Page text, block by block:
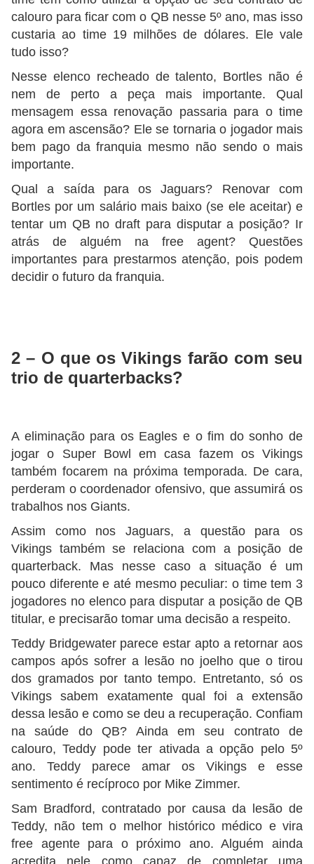
calouro para ficar com o QB nesse 5º ano, mas isso
custaria ao time 19 milhões de dólares. Ele vale
tudo isso?
Nesse elenco recheado de talento, Bortles não é
nem de perto a peça mais importante. Qual
mensagem essa renovação passaria para o time
agora em ascensão? Ele se tornaria o jogador mais
bem pago da franquia mesmo não sendo o mais
importante.
Qual a saída para os Jaguars? Renovar com
Bortles por um salário mais baixo (se ele aceitar) e
tentar um QB no draft para disputar a posição? Ir
atrás de alguém na free agent? Questões
importantes para prestarmos atenção, pois podem
decidir o futuro da franquia.
2 – O que os Vikings farão com seu
trio de quarterbacks?
A eliminação para os Eagles e o fim do sonho de
jogar o Super Bowl em casa fazem os Vikings
também focarem na próxima temporada. De cara,
perderam o coordenador ofensivo, que assumirá os
trabalhos nos Giants.
Assim como nos Jaguars, a questão para os
Vikings também se relaciona com a posição de
quarterback. Mas nesse caso a situação é um
pouco diferente e até mesmo peculiar: o time tem 3
jogadores no elenco para disputar a posição de QB
titular, e precisarão tomar uma decisão a respeito.
Teddy Bridgewater parece estar apto a retornar aos
campos após sofrer a lesão no joelho que o tirou
dos gramados por tanto tempo. Entretanto, só os
Vikings sabem exatamente qual foi a extensão
dessa lesão e como se deu a recuperação. Confiam
na saúde do QB? Ainda em seu contrato de
calouro, Teddy pode ter ativada a opção pelo 5º
ano. Teddy parece amar os Vikings e esse
sentimento é recíproco por Mike Zimmer.
Sam Bradford, contratado por causa da lesão de
Teddy, não tem o melhor histórico médico e vira
free agente para o próximo ano. Alguém ainda
acredita nele como capaz de completar uma